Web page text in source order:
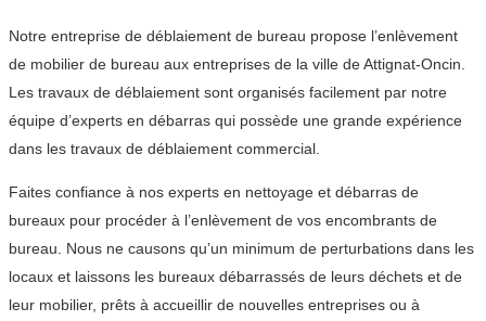
Notre entreprise de déblaiement de bureau propose l’enlèvement
de mobilier de bureau aux entreprises de la ville de Attignat-Oncin.
Les travaux de déblaiement sont organisés facilement par notre
équipe d’experts en débarras qui possède une grande expérience
dans les travaux de déblaiement commercial.
Faites confiance à nos experts en nettoyage et débarras de
bureaux pour procéder à l’enlèvement de vos encombrants de
bureau. Nous ne causons qu’un minimum de perturbations dans les
locaux et laissons les bureaux débarrassés de leurs déchets et de
leur mobilier, prêts à accueillir de nouvelles entreprises ou à